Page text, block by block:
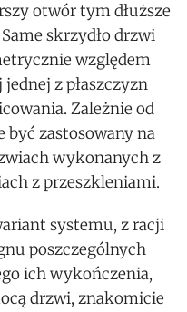
otwór tym dłuższe
skrzydło drzwi
względem
z płaszczyzn
Zależnie od
być zastosowany na
wykonanych z
z przeszkleniami.
systemu, z racji
poszczególnych
ich wykończenia,
drzwi, znakomicie